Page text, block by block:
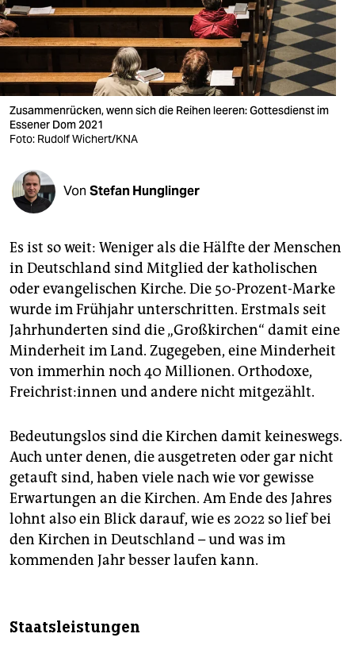
nord
wahrheit
verlag
verlag
shop
fragen & hilfe
unterstützen
abo
genossenschaft
epaper login
Zusammenrücken, wenn sich die Reihen leeren: Gottesdienst im
Essener Dom 2021
Foto: Rudolf Wichert/KNA
Von Stefan Hunglinger
Es ist so weit: Weniger als die Hälfte der Menschen
in Deutschland sind Mitglied der katholischen
oder evangelischen Kirche. Die 50-Prozent-Marke
wurde im Frühjahr unterschritten. Erstmals seit
Jahrhunderten sind die „Großkirchen“ damit eine
Minderheit im Land. Zugegeben, eine Minderheit
von immerhin noch 40 Millionen. Orthodoxe,
Freichris­t:in­nen und andere nicht mitgezählt.
Bedeutungslos sind die Kirchen damit keineswegs.
Auch unter denen, die ausgetreten oder gar nicht
getauft sind, haben viele nach wie vor gewisse
Erwartungen an die Kirchen. Am Ende des Jahres
lohnt also ein Blick darauf, wie es 2022 so lief bei
den Kirchen in Deutschland – und was im
kommenden Jahr besser laufen kann.
Staatsleistungen